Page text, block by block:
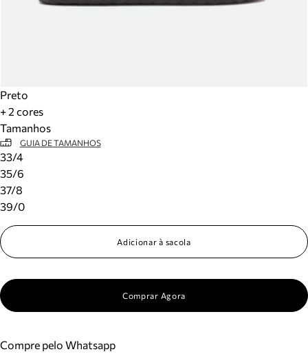
Preto
+ 2 cores
Tamanhos
GUIA DE TAMANHOS
33/4
35/6
37/8
39/0
Adicionar à sacola
Comprar Agora
Compre pelo Whatsapp